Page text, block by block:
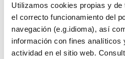
Utilizamos cookies propias y
el correcto funcionamiento del
navegación (e.g.idioma), así
información con fines analíticos
actividad en el sitio web.
10:30 Inauguración
María Eugenia Coronado,
Fundación Naturgy
10:40h Conversación sobre